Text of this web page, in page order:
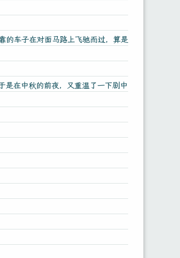
的车子在对面马路上飞驰而过，算是
是在中秋的前夜，又重温了一下剧中